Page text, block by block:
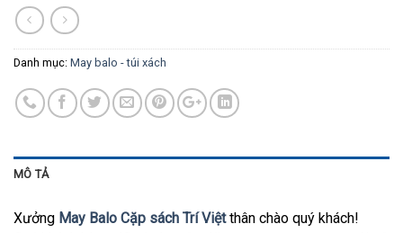
Danh mục: May balo - túi xách
MÔ TẢ
Xưởng May Balo Cặp sách Trí Việtthân chào quý khách!